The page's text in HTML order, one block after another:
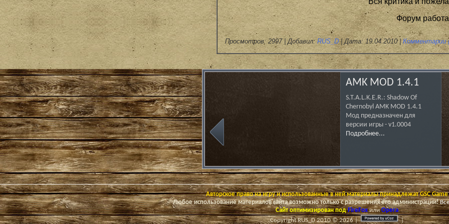
Форум
Просмотров: 2997 | Добавил:RUS_D| Дата:19.04.2010|Комментарии
AMK MOD 1.4.1
S.T.A.L.K.E.R.: Shadow Of
Chernobyl AMK MOD 1.4.1
Мод предназначен для
версии игры - v1.0004
Подробнее...
Авторское право на игру и использованные в ней материалы принадлежат GSC
Любое использование материалов сайта возможно только с разрешения его администрации!
Сайт оптимизирован подFireFoxилиOpera
Copyright RUS_D 2010 © 2026| |